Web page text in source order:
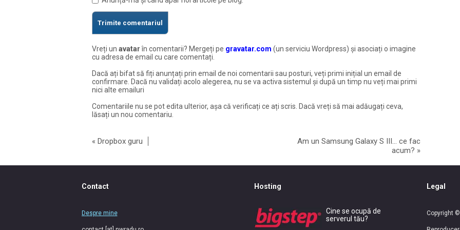
Vreți un avatarîn comentarii? Mergeți pe gravatar.com (un serviciu Wordpress) și asociați o imagine
cu adresa de email cu care comentați.
Dacă ați bifat să fiți anunțați prin email de noi comentarii sau posturi, veți primi inițial un email de
confirmare. Dacă nu validați acolo alegerea, nu se va activa sistemul și după un timp nu veți mai primi
nici alte emailuri
Comentariile nu se pot edita ulterior, așa că verificați ce ați scris. Dacă vreți să mai adăugați ceva,
lăsați un nou comentariu.
« Dropbox guru
Am un Samsung Galaxy S III… ce fac
acum? »
Contact
Despre mine
Hosting
Cine se ocupă de
serverul tău?
Legal
Copyright